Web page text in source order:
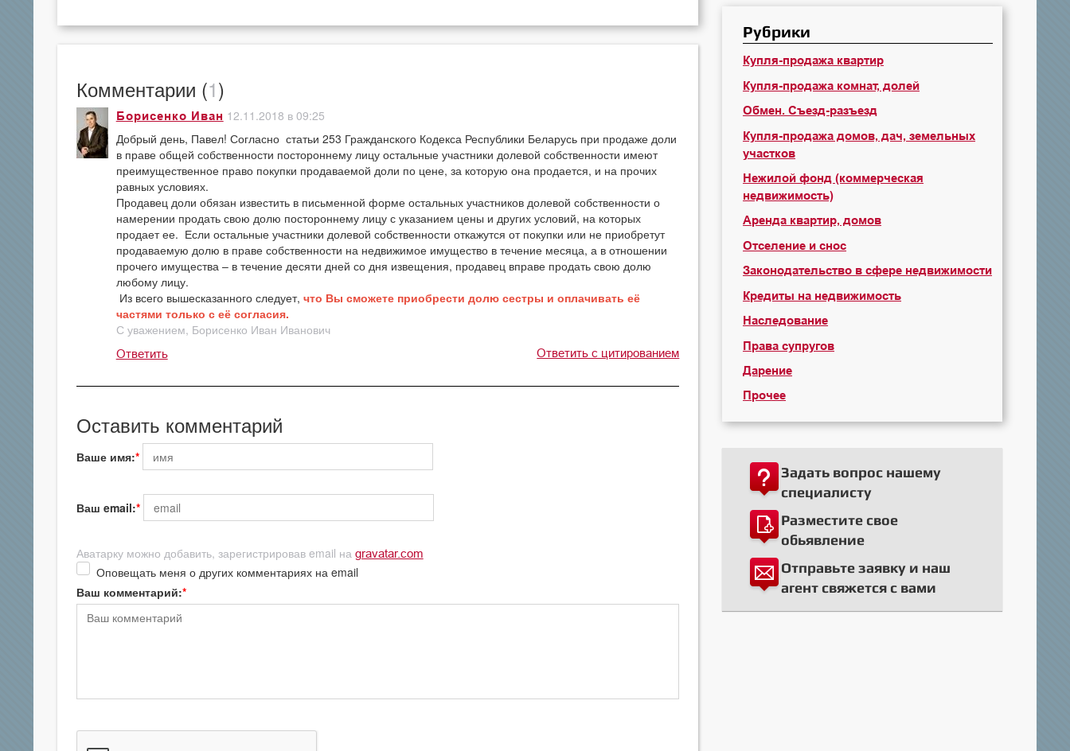
Комментарии (1)
Борисенко Иван 12.11.2018 в 09:25
Добрый день, Павел! Согласно статьи 253 Гражданского Кодекса Республики Беларусь при продаже доли
в праве общей собственности постороннему лицу остальные участники долевой собственности имеют
преимущественное право покупки продаваемой доли по цене, за которую она продается, и на прочих
равных условиях.
Продавец доли обязан известить в письменной форме остальных участников долевой собственности о
намерении продать свою долю постороннему лицу с указанием цены и других условий, на которых
продает ее. Если остальные участники долевой собственности откажутся от покупки или не приобретут
продаваемую долю в праве собственности на недвижимое имущество в течение месяца, а в отношении
прочего имущества – в течение десяти дней со дня извещения, продавец вправе продать свою долю
любому лицу.
Из всего вышесказанного следует, что Вы сможете приобрести долю сестры и оплачивать её
частями только с её согласия.
С уважением, Борисенко Иван Иванович
Ответить Ответить с цитированием
Оставить комментарий
Ваше имя:
Ваш email:
Аватарку можно добавить, зарегистрировав email на gravatar.com
Оповещать меня о других комментариях на email
Ваш комментарий:
Рубрики
Купля-продажа квартир
Купля-продажа комнат, долей
Обмен. Съезд-разъезд
Купля-продажа домов, дач, земельных
участков
Нежилой фонд (коммерческая
недвижимость)
Аренда квартир, домов
Отселение и снос
Законодательство в сфере недвижимости
Кредиты на недвижимость
Наследование
Права супругов
Дарение
Прочее
Задать вопрос нашему
специалисту
Разместите свое
обьявление
Отправьте заявку и наш
агент свяжется с вами